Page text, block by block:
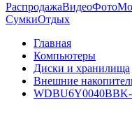
РаспродажаВидеоФото
СумкиОтдых
Главная
Компьютеры
Диски и хранилища
Внешние